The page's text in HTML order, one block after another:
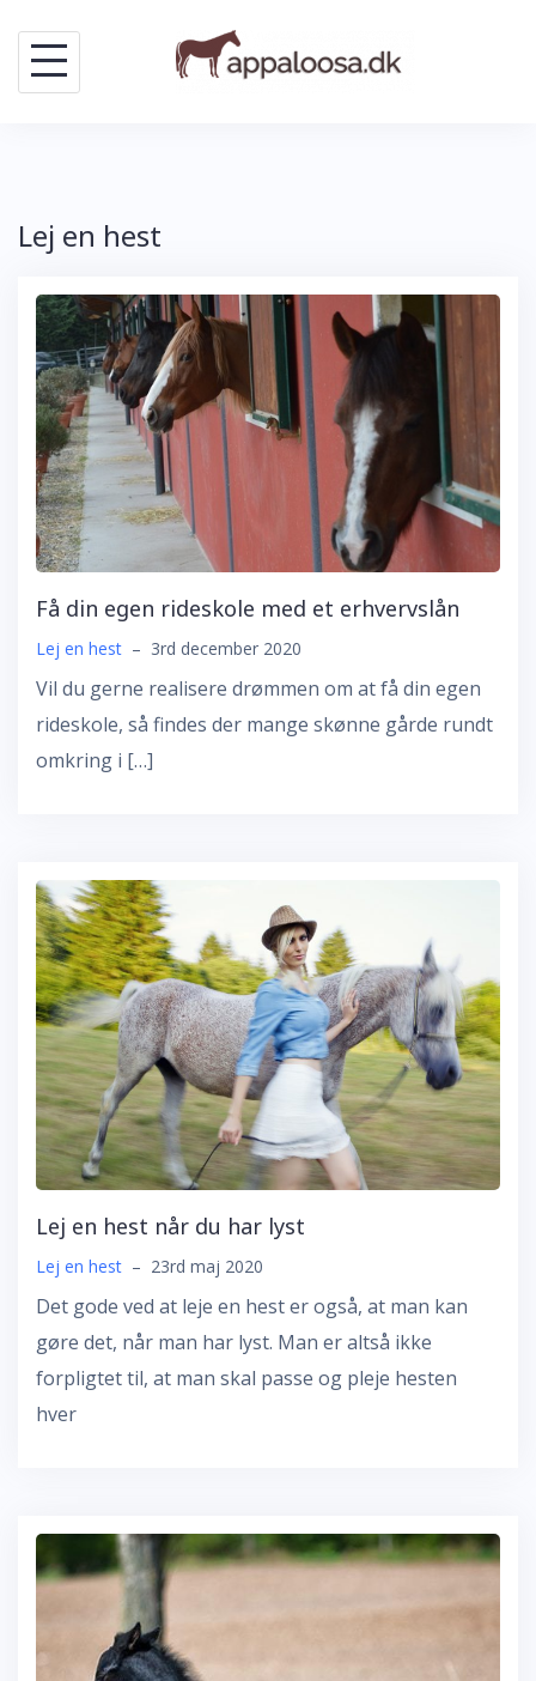
content
Lej en hest
Få din egen rideskole med et erhvervslån
Lej en hest – 3rd december 2020
Vil du gerne realisere drømmen om at få din egen
rideskole, så findes der mange skønne gårde rundt
omkring i […]
Lej en hest når du har lyst
Lej en hest – 23rd maj 2020
Det gode ved at leje en hest er også, at man kan
gøre det, når man har lyst. Man er altså ikke
forpligtet til, at man skal passe og pleje hesten
hver